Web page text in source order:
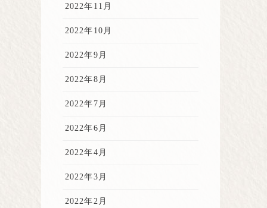
2022年11月
2022年10月
2022年9月
2022年8月
2022年7月
2022年6月
2022年4月
2022年3月
2022年2月